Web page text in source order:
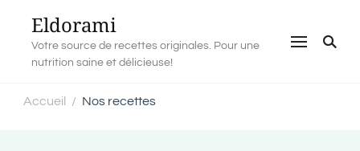
Eldorami
Votre source de recettes originales. Pour une
nutrition saine et délicieuse!
Accueil / Nos recettes